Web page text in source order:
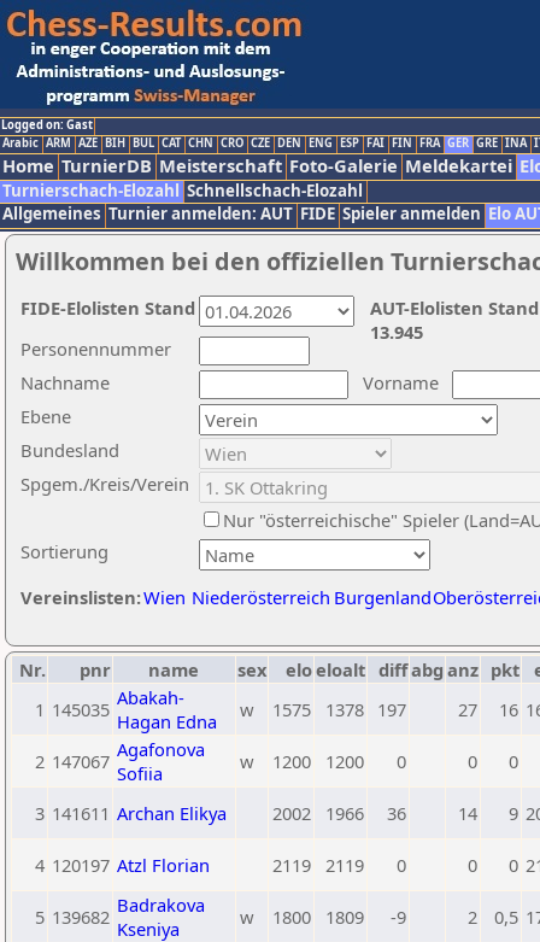
Logged on: Gast
Arabic ARM AZE BIH BUL CAT CHN CRO CZE DEN ENG ESP FAI FIN FRA GER GRE INA
Home TurnierDB Meisterschaft Foto-Galerie Meldekartei
Turnierschach-Elozahl Schnellschach-Elozahl
Allgemeines Turnier anmelden: AUT FIDE Spieler anmelden Elo
Willkommen bei den offiziellen
Nachname
Vorname
Ebene
Sortierung
Personennummer
Bundesland
Spgem./Kreis/Verein
Nur "österreichische" Spieler
Vereinslisten:Wien Niederösterreich Burgenland
AUT-Elolisten
13.945
FIDE-Elolisten Stand
Nr. pnr name sex eloeloalt diffabg anz pkt
1 145035 Abakah-
Hagan Edna
w 1575 1378 197 27 16
2 147067 Agafonova
Sofiia
w 1200 1200 0 0 0
3 141611 Archan Elikya 2002 1966 36 14 9
4 120197 Atzl Florian 2119 2119 0 0 0
5 139682 Badrakova
Kseniya
w 1800 1809 -9 2 0,5